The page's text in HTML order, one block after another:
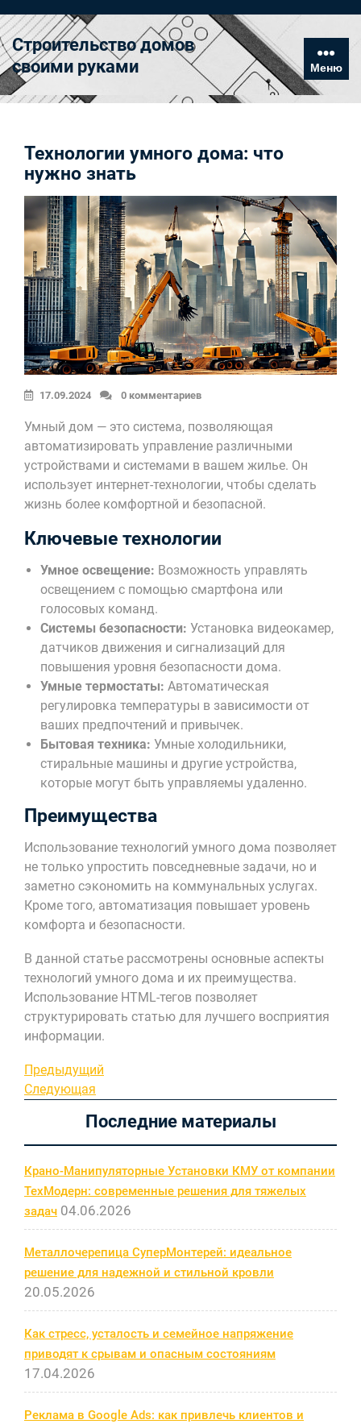
к
содержимому
Строительство домов
своими руками
Меню
Технологии умного дома: что
нужно знать
17.09.2024 0 комментариев
Умный дом — это система, позволяющая
автоматизировать управление различными
устройствами и системами в вашем жилье. Он
использует интернет-технологии, чтобы сделать
жизнь более комфортной и безопасной.
Ключевые технологии
Умное освещение: Возможность управлять
освещением с помощью смартфона или
голосовых команд.
Системы безопасности: Установка видеокамер,
датчиков движения и сигнализаций для
повышения уровня безопасности дома.
Умные термостаты: Автоматическая
регулировка температуры в зависимости от
ваших предпочтений и привычек.
Бытовая техника: Умные холодильники,
стиральные машины и другие устройства,
которые могут быть управляемы удаленно.
Преимущества
Использование технологий умного дома позволяет
не только упростить повседневные задачи, но и
заметно сэкономить на коммунальных услугах.
Кроме того, автоматизация повышает уровень
комфорта и безопасности.
В данной статье рассмотрены основные аспекты
технологий умного дома и их преимущества.
Использование HTML-тегов позволяет
структурировать статью для лучшего восприятия
информации.
Навигация
по
записям
Предыдущая
запись
Предыдущий
Следующая
Следующая
Последние материалы
Крано-Манипуляторные Установки КМУ от компании
ТехМодерн: современные решения для тяжелых
задач 04.06.2026
Металлочерепица СуперМонтерей: идеальное
решение для надежной и стильной кровли
20.05.2026
Как стресс, усталость и семейное напряжение
приводят к срывам и опасным состояниям
17.04.2026
Реклама в Google Ads: как привлечь клиентов и